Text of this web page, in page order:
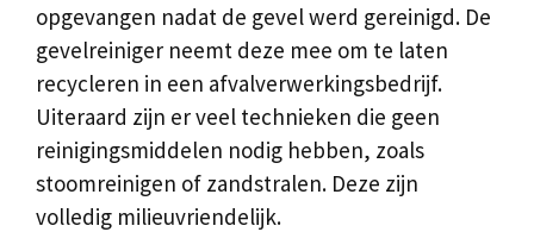
opgevangen nadat de gevel werd gereinigd. De
gevelreiniger neemt deze mee om te laten
recycleren in een afvalverwerkingsbedrijf.
Uiteraard zijn er veel technieken die geen
reinigingsmiddelen nodig hebben, zoals
stoomreinigen of zandstralen. Deze zijn
volledig milieuvriendelijk.